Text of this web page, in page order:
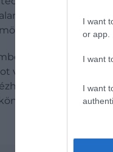
I want
or app.
I want
I want
így
viselkedése
vagy vizet
elő. A